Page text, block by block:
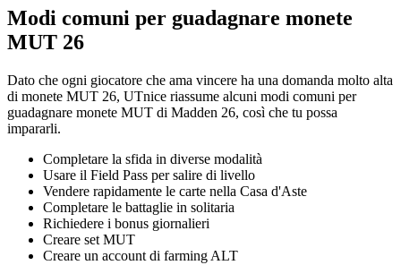
Modi comuni per guadagnare monete
MUT 26
Dato che ogni giocatore che ama vincere ha una domanda molto alta
di monete MUT 26, UTnice riassume alcuni modi comuni per
guadagnare monete MUT di Madden 26, così che tu possa
impararli.
Completare la sfida in diverse modalità
Usare il Field Pass per salire di livello
Vendere rapidamente le carte nella Casa d'Aste
Completare le battaglie in solitaria
Richiedere i bonus giornalieri
Creare set MUT
Creare un account di farming ALT